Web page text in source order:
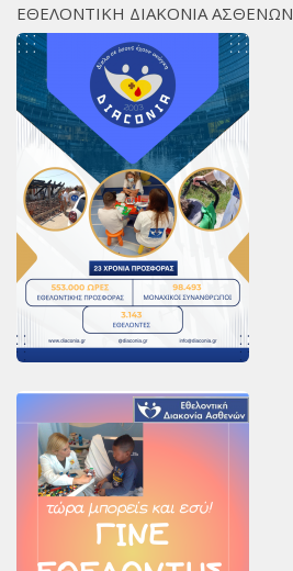
Εκδηλώσεις
Ανακοινώσεις
Αρχείο Ανακοινώσεων
Υποστηρικτές
Δωρητές
Χορηγοί
Χορηγοί Επικοινωνίας
Επικοινωνία
ΕΘΕΛΟΝΤΙΚΗ ΔΙΑΚΟΝΙΑ ΑΣΘΕΝΩΝ